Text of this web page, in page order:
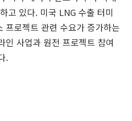
고 있다. 미국 LNG 수출 터미
프로젝트 관련 수요가 증가하는
인 사업과 원전 프로젝트 참여
.